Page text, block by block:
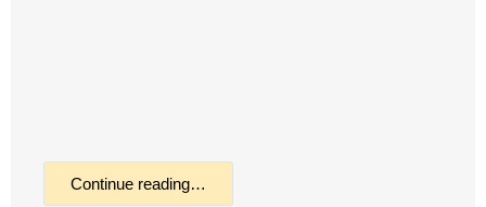
Continue reading…